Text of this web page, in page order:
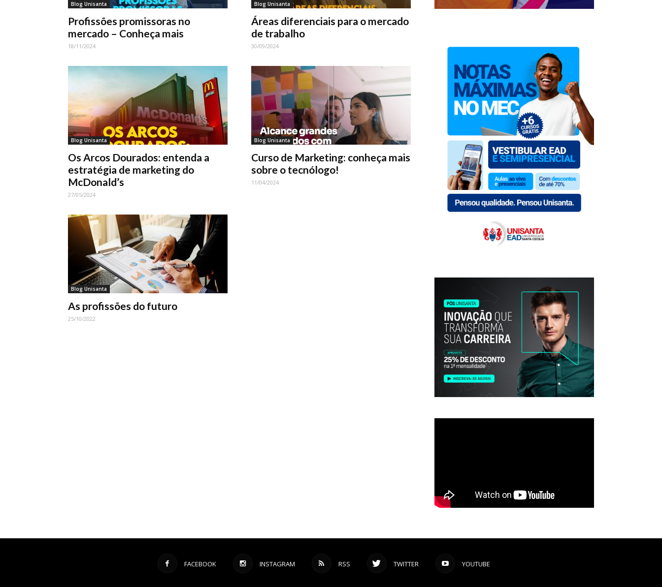
Blog Unisanta
Profissões promissoras no
mercado – Conheça mais
18/11/2024
Blog Unisanta
Áreas diferenciais para o mercado
de trabalho
30/09/2024
Blog Unisanta
Os Arcos Dourados: entenda a
estratégia de marketing do
McDonald’s
27/05/2024
Blog Unisanta
Curso de Marketing: conheça mais
sobre o tecnólogo!
11/04/2024
Blog Unisanta
As profissões do futuro
25/10/2022
FACEBOOK INSTAGRAM RSS TWITTER YOUTUBE